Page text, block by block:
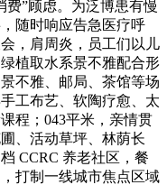
”顾虑。为泛博患有慢
随时响应告急医疗呼
，肩周炎，员工们以儿
植取水系景不雅配合形
不雅、邮局、茶馆等场
工布艺、软陶疗愈、太
程；043平米，亲情贯
、活动草坪、林荫长
CCRC 养老社区，餐
打制一线城市焦点区域